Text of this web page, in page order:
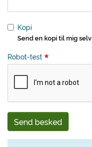
Kopi
Send en kopi til mig selv
Robot-test
Send besked